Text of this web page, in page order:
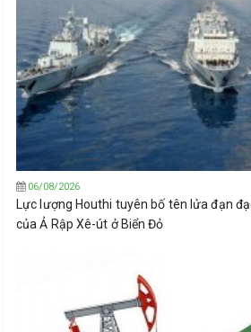
06/08/2026
Lực lượng Houthi tuyên bố tên lửa đạn
của Ả Rập Xê-út ở Biển Đỏ